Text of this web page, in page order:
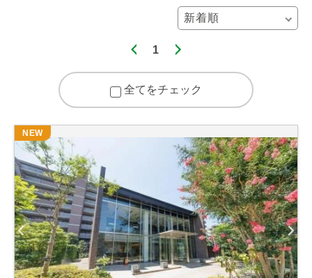
1
全てをチェック
NEW